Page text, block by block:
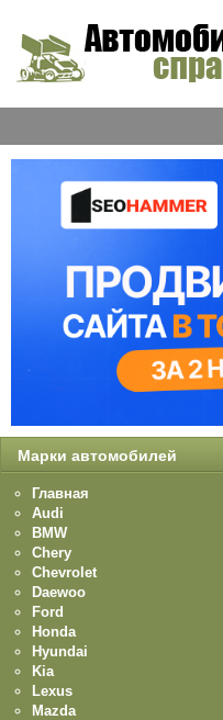
Марки автомобилей
Главная
Audi
BMW
Chery
Chevrolet
Daewoo
Ford
Honda
Hyundai
Kia
Lexus
Mazda